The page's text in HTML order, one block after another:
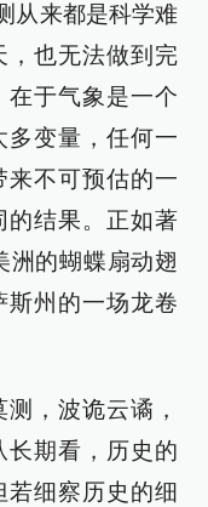
从来都是科学难
，也无法做到完
在于气象是一个
多变量，任何一
来不可预估的一
的结果。正如著
的蝴蝶扇动翅
斯州的一场龙卷
，波诡云谲，
长期看，历史的
细察历史的细